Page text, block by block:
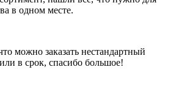
в одном месте.
можно заказать нестандартный
в срок, спасибо большое!